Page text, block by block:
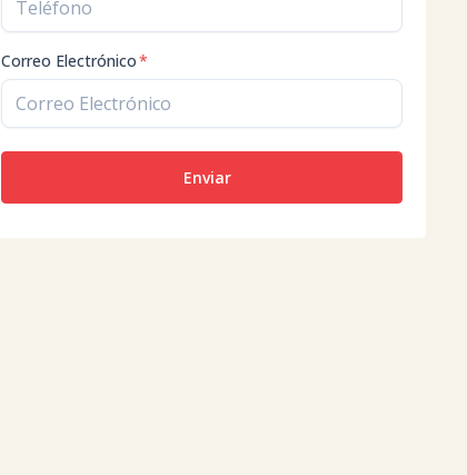
Correo Electrónico*
Enviar